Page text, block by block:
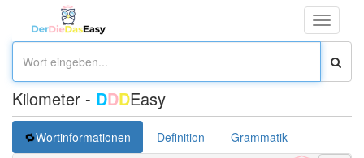
Toggle
Kilometer - DDDEasy
Wortinformationen Definition Grammatik